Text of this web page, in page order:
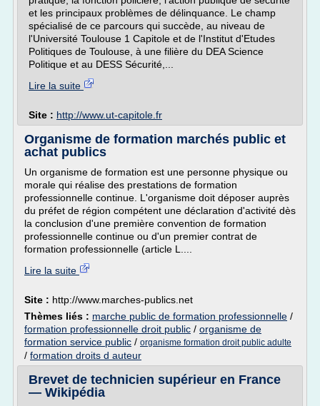
et les principaux problèmes de délinquance. Le champ
spécialisé de ce parcours qui succède, au niveau de
l'Université Toulouse 1 Capitole et de l'Institut d'Etudes
Politiques de Toulouse, à une filière du DEA Science
Politique et au DESS Sécurité,...
Lire la suite
Site : http://www.ut-capitole.fr
Organisme de formation marchés public et
achat publics
Un organisme de formation est une personne physique ou
morale qui réalise des prestations de formation
professionnelle continue. L'organisme doit déposer auprès
du préfet de région compétent une déclaration d'activité dès
la conclusion d'une première convention de formation
professionnelle continue ou d'un premier contrat de
formation professionnelle (article L....
Lire la suite
Site : http://www.marches-publics.net
Thèmes liés : marche public de formation professionnelle /
formation professionnelle droit public / organisme de
formation service public / organisme formation droit public adulte
/ formation droits d auteur
Brevet de technicien supérieur en France
— Wikipédia